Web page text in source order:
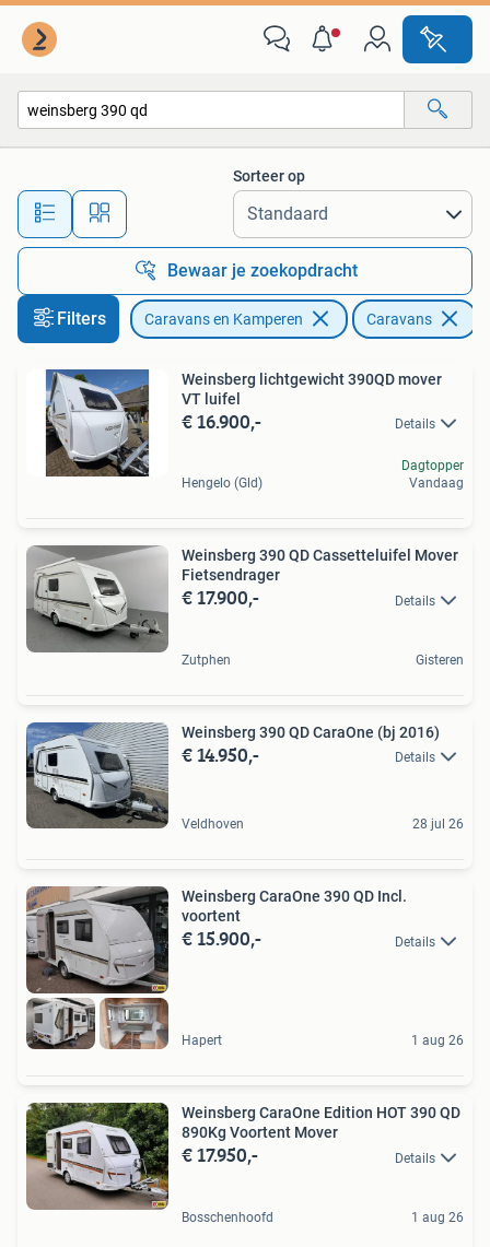
Alle afstanden…
Sorteer op
Bewaar je zoekopdracht
Filters Caravans en Kamperen Caravans
Weinsberg lichtgewicht 390QD mover
VT luifel
€ 16.900,- Details
Hengelo (Gld)
Dagtopper
Vandaag
Weinsberg 390 QD Cassetteluifel Mover
Fietsendrager
€ 17.900,- Details
Zutphen Gisteren
Weinsberg 390 QD CaraOne (bj 2016)
€ 14.950,- Details
Veldhoven 28 jul 26
Weinsberg CaraOne 390 QD Incl.
voortent
€ 15.900,- Details
Hapert 1 aug 26
Weinsberg CaraOne Edition HOT 390 QD
890Kg Voortent Mover
€ 17.950,- Details
Bosschenhoofd 1 aug 26